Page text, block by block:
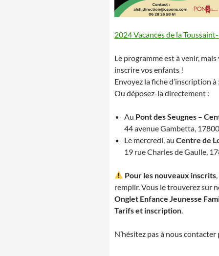
2024 Vacances de la
Le programme est à venir,
inscrire vos enfants !
Envoyez la fiche d’inscription à
Ou déposez-la directement :
Au Pont des Seugnes –
44 avenue Gambetta,
Le mercredi, au Centre de
19 rue Charles de Gaulle,
Pour les nouveaux inscrits
remplir. Vous le trouverez sur
Onglet Enfance Jeunesse
Tarifs et inscription
N’hésitez pas à nous